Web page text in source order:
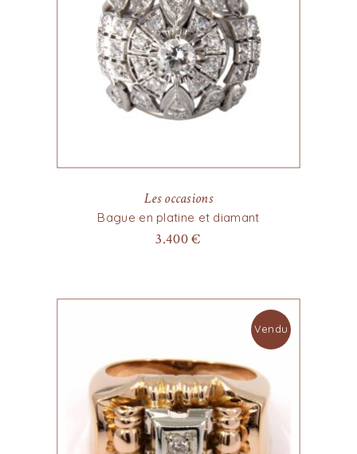
Les occasions
Bague en platine et diamant
3.400€
Vendu